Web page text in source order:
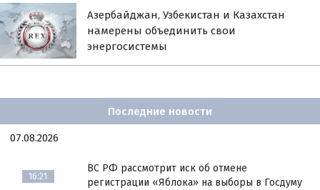
Азербайджан, Узбекистан и Казахстан
намерены объединить свои
энергосистемы
Последние новости
07.08.2026
16:21
ВС РФ рассмотрит иск об отмене
регистрации «Яблока» на выборы в Госдуму